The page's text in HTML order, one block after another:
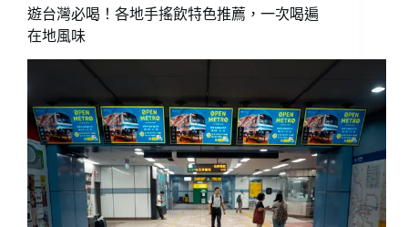
遊台灣必喝！各地手搖飲特色推薦，一次喝遍
在地風味